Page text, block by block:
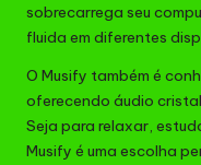
sobrecarrega seu
fluida em diferentes
O Musify também é
oferecendo áudio
Seja para relaxar,
Musify é uma escolha